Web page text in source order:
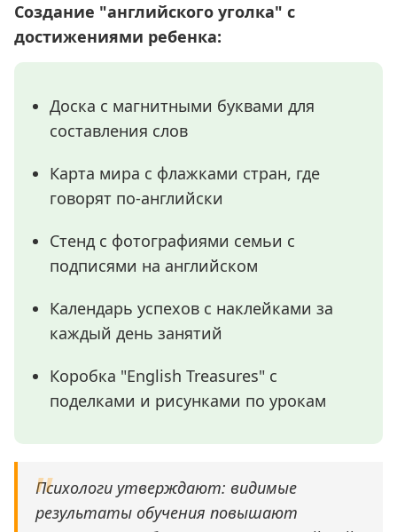
Создание "английского уголка" с
достижениями ребенка:
Доска с магнитными буквами для
составления слов
Карта мира с флажками стран, где
говорят по-английски
Стенд с фотографиями семьи с
подписями на английском
Календарь успехов с наклейками за
каждый день занятий
Коробка "English Treasures" с
поделками и рисунками по урокам
Психологи утверждают: видимые
результаты обучения повышают